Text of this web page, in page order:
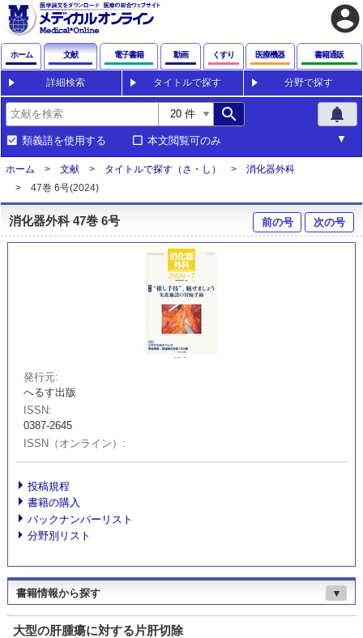
account_circle
ホーム 文献 電子書籍 動画 くすり 医療機器 書籍通販
詳細検索 タイトルで探す 分野で探す
search notifications
類義語を使用する 本文閲覧可のみ
ホーム 文献 タイトルで探す（さ・し）
消化器外科
47巻 6号(2024)
消化器外科 47巻 6号 前の号 次の号
発行元
へるす出版
ISSN
0387-2645
ISSN（オンライン）
投稿規程
書籍の購入
バックナンバーリスト
分野別リスト
書籍情報から探す ▼
大型の肝腫瘍に対する片肝切除